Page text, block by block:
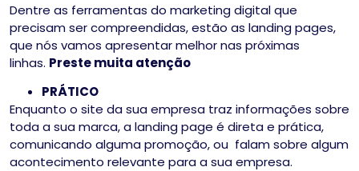
Dentre as ferramentas do marketing digital que
precisam ser compreendidas, estão as landing pages,
que nós vamos apresentar melhor nas próximas
linhas. Preste muita atenção
PRÁTICO
Enquanto o site da sua empresa traz informações sobre
toda a sua marca, a landing page é direta e prática,
comunicando alguma promoção, ou falam sobre algum
acontecimento relevante para a sua empresa.